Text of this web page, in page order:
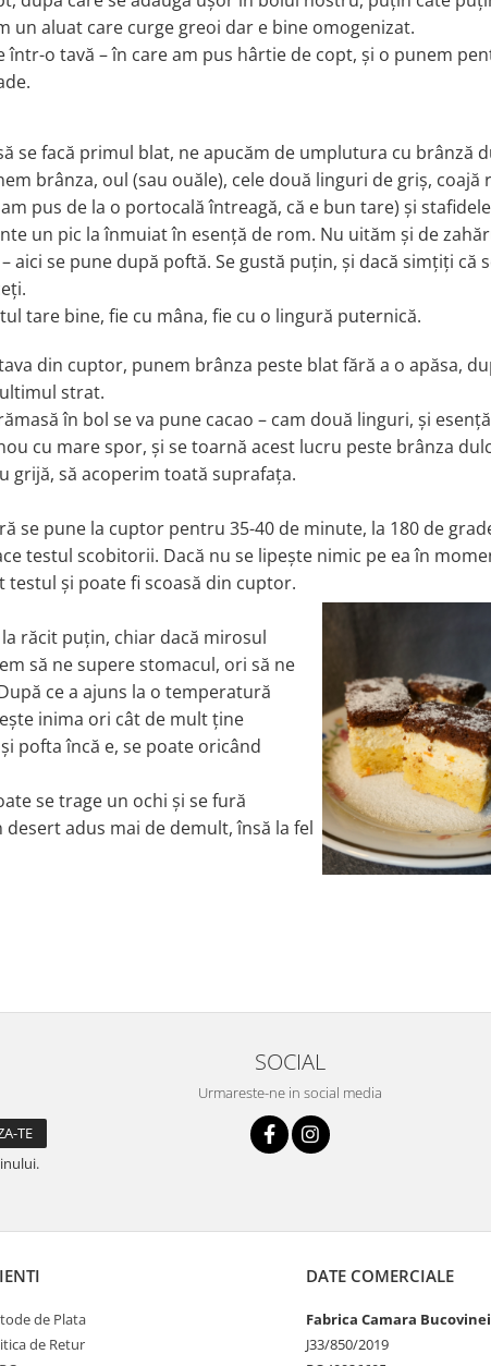
un aluat care curge greoi dar e bine omogenizat.
o tavă – în care am pus hârtie de copt, și o punem
se facă primul blat, ne apucăm de umplutura cu brânză
brânza, oul (sau ouăle), cele două linguri de griș, coajă
pus de la o portocală întreagă, că e bun tare) și
un pic la înmuiat în esență de rom. Nu uităm și de
aici se pune după poftă. Se gustă puțin, și dacă simțiți că
tare bine, fie cu mâna, fie cu o lingură puternică.
din cuptor, punem brânza peste blat fără a o apăsa,
strat.
în bol se va pune cacao – cam două linguri, și
cu mare spor, și se toarnă acest lucru peste brânza
grijă, să acoperim toată suprafața.
se pune la cuptor pentru 35-40 de minute, la 180 de
testul scobitorii. Dacă nu se lipește nimic pe ea în
și poate fi scoasă din cuptor.
răcit puțin, chiar dacă mirosul
să ne supere stomacul, ori să ne
ce a ajuns la o temperatură
inima ori cât de mult ține
pofta încă e, se poate oricând
se trage un ochi și se fură
desert adus mai de demult, însă la fel
SOCIAL
Urmareste-ne in social media
de Plata
de Retur
DATE COMERCIALE
Fabrica Camara Bucovinei
J33/850/2019